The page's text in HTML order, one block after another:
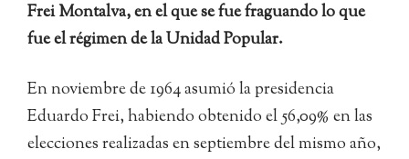
Frei Montalva, en el que se fue fraguando lo que
fue el régimen de la Unidad Popular.
En noviembre de 1964 asumió la presidencia
Eduardo Frei, habiendo obtenido el 56,09% en las
elecciones realizadas en septiembre del mismo año,